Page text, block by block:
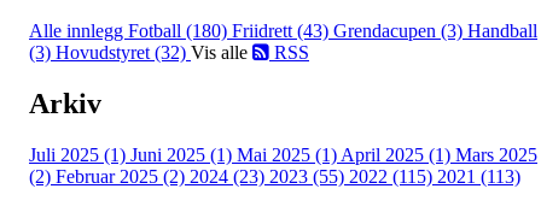
Alle innlegg Fotball (180) Friidrett (43) Grendacupen (3) Handball
(3) Hovudstyret (32) Vis alle RSS
Arkiv
Juli 2025 (1) Juni 2025 (1) Mai 2025 (1) April 2025 (1) Mars 2025
(2) Februar 2025 (2) 2024 (23) 2023 (55) 2022 (115) 2021 (113)